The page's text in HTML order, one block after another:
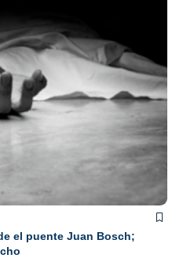
el puente Juan Bosch;